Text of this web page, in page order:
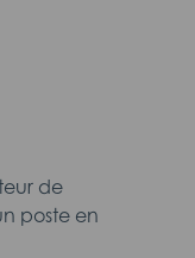
de
poste en